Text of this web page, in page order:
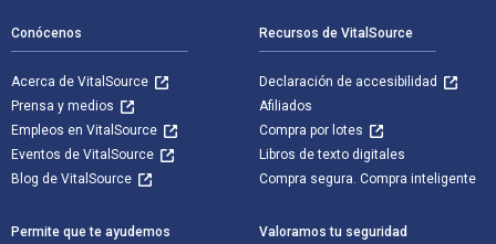
Conócenos
Acerca de VitalSource
Prensa y medios
Empleos en VitalSource
Eventos de VitalSource
Blog de VitalSource
Recursos de VitalSource
Declaración de accesibilidad
Afiliados
Compra por lotes
Libros de texto digitales
Compra segura. Compra inteligente
Permite que te ayudemos Valoramos tu seguridad